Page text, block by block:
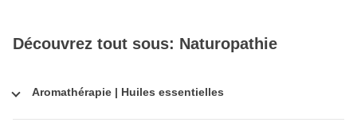
Découvrez tout sous: Naturopathie
Aromathérapie | Huiles essentielles